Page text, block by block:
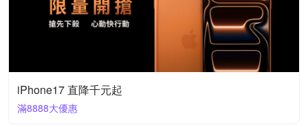
iPhone17 直降千元起
滿8888大優惠